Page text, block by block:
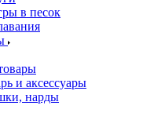
в песок
и аксессуары
нарды